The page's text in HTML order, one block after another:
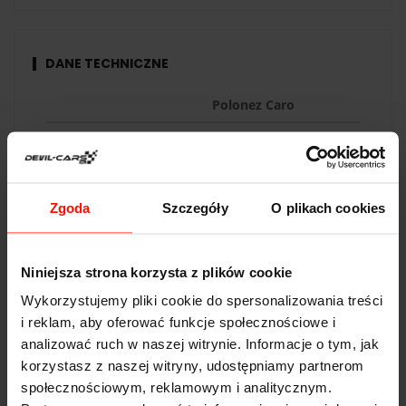
Zgoda Szczegóły O plikach cookies
Niniejsza strona korzysta z plików cookie
Wykorzystujemy pliki cookie do spersonalizowania treści
i reklam, aby oferować funkcje społecznościowe i
analizować ruch w naszej witrynie. Informacje o tym, jak
korzystasz z naszej witryny, udostępniamy partnerom
społecznościowym, reklamowym i analitycznym.
DANE TECHNICZNE
Polonez Caro
Moc:
84KM
Waga:
Napęd:
tył
Pojemność:
1.6 l
Skrzynia biegów:
manualna